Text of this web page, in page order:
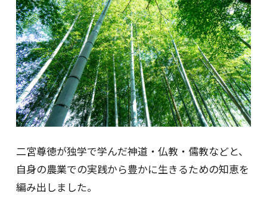
二宮尊徳が独学で学んだ神道・仏教・儒教などと、
自身の農業での実践から豊かに生きるための知恵を
編み出しました。